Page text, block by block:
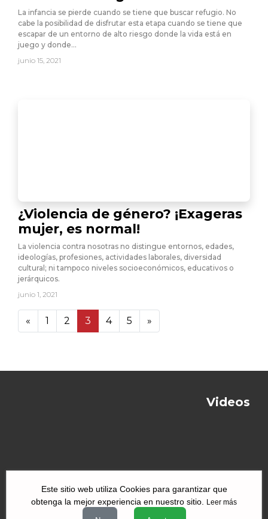
La infancia se pierde cuando se tiene que buscar refugio. No
cabe la posibilidad de disfrutar esta etapa cuando se tiene que
escapar de un entorno de alto riesgo donde la vida está en
juego y donde…
junio 15, 2021
¿Violencia de género? ¡Exageras
mujer, es normal!
La violencia contra nosotras no distingue entornos, edades,
ideologías, profesiones, actividades laborales, diversidad
cultural; ni tampoco niveles socioeconómicos, educativos o
jerárquicos.
junio 1, 2021
« 1 2 3 4 5 »
Videos
| Aviso de Privacidad
Este sitio web utiliza Cookies para garantizar que
obtenga la mejor experiencia en nuestro sitio.
Leer más